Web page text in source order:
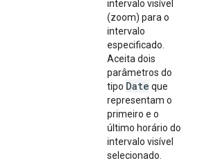
intervalo visível
(zoom) para o
intervalo
especificado.
Aceita dois
parâmetros do
tipo Date que
representam o
primeiro e o
último horário do
intervalo visível
selecionado.